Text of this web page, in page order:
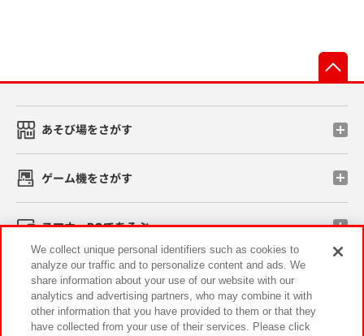
あそび場をさがす
ゲーム機をさがす
スマホ・PCであそぶ
イベント・キャンペーン
We collect unique personal identifiers such as cookies to
analyze our traffic and to personalize content and ads. We
share information about your use of our website with our
analytics and advertising partners, who may combine it with
other information that you have provided to them or that they
have collected from your use of their services. Please click